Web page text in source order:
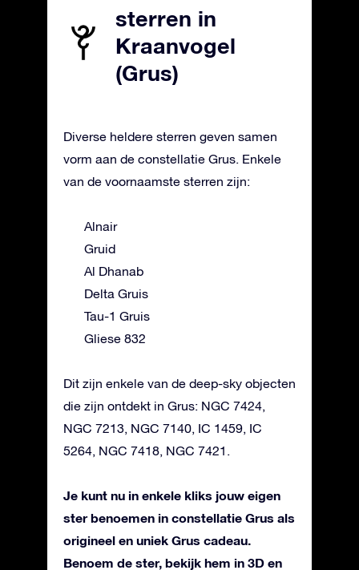
sterren in
Kraanvogel
(Grus)
Diverse heldere sterren geven samen
vorm aan de constellatie Grus. Enkele
van de voornaamste sterren zijn:
Alnair
Gruid
Al Dhanab
Delta Gruis
Tau-1 Gruis
Gliese 832
Dit zijn enkele van de deep-sky objecten
die zijn ontdekt in Grus: NGC 7424,
NGC 7213, NGC 7140, IC 1459, IC
5264, NGC 7418, NGC 7421.
Je kunt nu in enkele kliks jouw eigen
ster benoemen in constellatie Grus als
origineel en uniek Grus cadeau.
Benoem de ster, bekijk hem in 3D en